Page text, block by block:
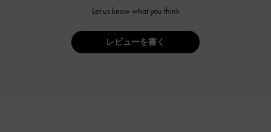
Let us know what you think
レビューを書く